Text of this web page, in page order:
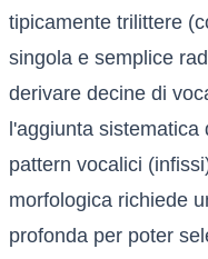
tipicamente trilittere
singola e semplice
derivare decine di
l'aggiunta
pattern vocalici
morfologica richiede
profonda per poter